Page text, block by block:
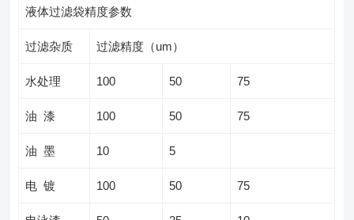
液体过滤袋精度参数
过滤杂质 过滤精度（um）
水处理 100 50 75
油 漆 100 50 75
油 墨 10 5
电 镀 100 50 75